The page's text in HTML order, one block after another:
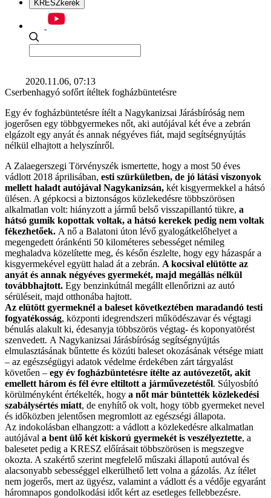
KRESZkerék
2020.11.06, 07:13
Cserbenhagyó sofőrt ítéltek fogházbüntetésre
Egy év fogházbüntetésre ítélt a Nagykanizsai Járásbíróság nem
jogerősen egy többgyermekes nőt, aki autójával két éve a zebrán
elgázolt egy anyát és annak négyéves fiát, majd segítségnyújtás
nélkül elhajtott a helyszínről.
A Zalaegerszegi Törvényszék ismertette, hogy a most 50 éves
vádlott 2018 áprilisában, esti szürkületben, de jó látási viszonyok
mellett haladt autójával Nagykanizsán, két kisgyermekkel a hátsó
ülésen. A gépkocsi a biztonságos közlekedésre többszörösen
alkalmatlan volt: hiányzott a jármű belső visszapillantó tükre, a
hátsó gumik kopottak voltak, a hátsó kerekek pedig nem voltak
fékezhetőek. A nő a Balatoni úton lévő gyalogátkelőhelyet a
megengedett óránkénti 50 kilométeres sebességet némileg
meghaladva közelítette meg, és későn észlelte, hogy egy házaspár a
kisgyermekével együtt halad át a zebrán. A kocsival elütötte az
anyát és annak négyéves gyermekét, majd megállás nélkül
továbbhajtott. Egy benzinkútnál megállt ellenőrizni az autó
sérüléseit, majd otthonába hajtott.
Az elütött gyermeknél a baleset következtében maradandó testi
fogyatékosság, központi idegrendszeri működészavar és végtagi
bénulás alakult ki, édesanyja többszörös végtag- és koponyatörést
szenvedett. A Nagykanizsai Járásbíróság segítségnyújtás
elmulasztásának bűntette és közúti baleset okozásának vétsége miatt
– az egészségügyi adatok védelme érdekében zárt tárgyalást
követően – egy év fogházbüntetésre ítélte az autóvezetőt, akit
emellett három és fél évre eltiltott a járművezetéstől. Súlyosbító
körülményként értékelték, hogy a nőt már büntették közlekedési
szabálysértés miatt, de enyhítő ok volt, hogy több gyermeket nevel
és időközben jelentősen megromlott az egészségi állapota.
Az indokolásban elhangzott: a vádlott a közlekedésre alkalmatlan
autójával a bent ülő két kiskorú gyermekét is veszélyeztette, a
balesetet pedig a KRESZ előírásait többszörösen is megszegve
okozta. A szakértő szerint megfelelő műszaki állapotú autóval és
alacsonyabb sebességgel elkerülhető lett volna a gázolás. Az ítélet
nem jogerős, mert az ügyész, valamint a vádlott és a védője egyaránt
háromnapos gondolkodási időt kért az esetleges fellebbezésre.